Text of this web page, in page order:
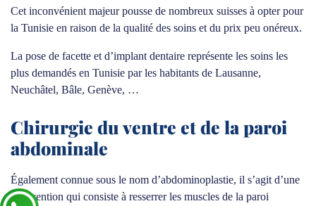
Cet inconvénient majeur pousse de nombreux suisses à opter pour
la Tunisie en raison de la qualité des soins et du prix peu onéreux.
La pose de facette et d’implant dentaire représente les soins les
plus demandés en Tunisie par les habitants de Lausanne,
Neuchâtel, Bâle, Genève, …
Chirurgie du ventre et de la paroi
abdominale
Également connue sous le nom d’abdominoplastie, il s’agit d’une
intervention qui consiste à resserrer les muscles de la paroi